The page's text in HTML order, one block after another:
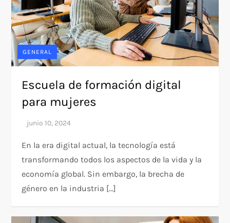
GENERAL
Escuela de formación digital
para mujeres
En la era digital actual, la tecnología está
transformando todos los aspectos de la vida y la
economía global. Sin embargo, la brecha de
género en la industria […]